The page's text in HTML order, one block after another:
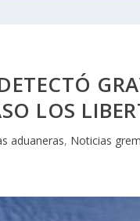
LOS
aduaneras, Noticias